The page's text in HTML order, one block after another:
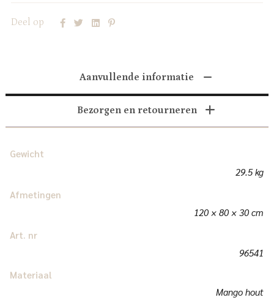
Deel op
Aanvullende informatie
Bezorgen en retourneren
Gewicht
29.5 kg
Afmetingen
120 × 80 × 30 cm
Art. nr
96541
Materiaal
Mango hout